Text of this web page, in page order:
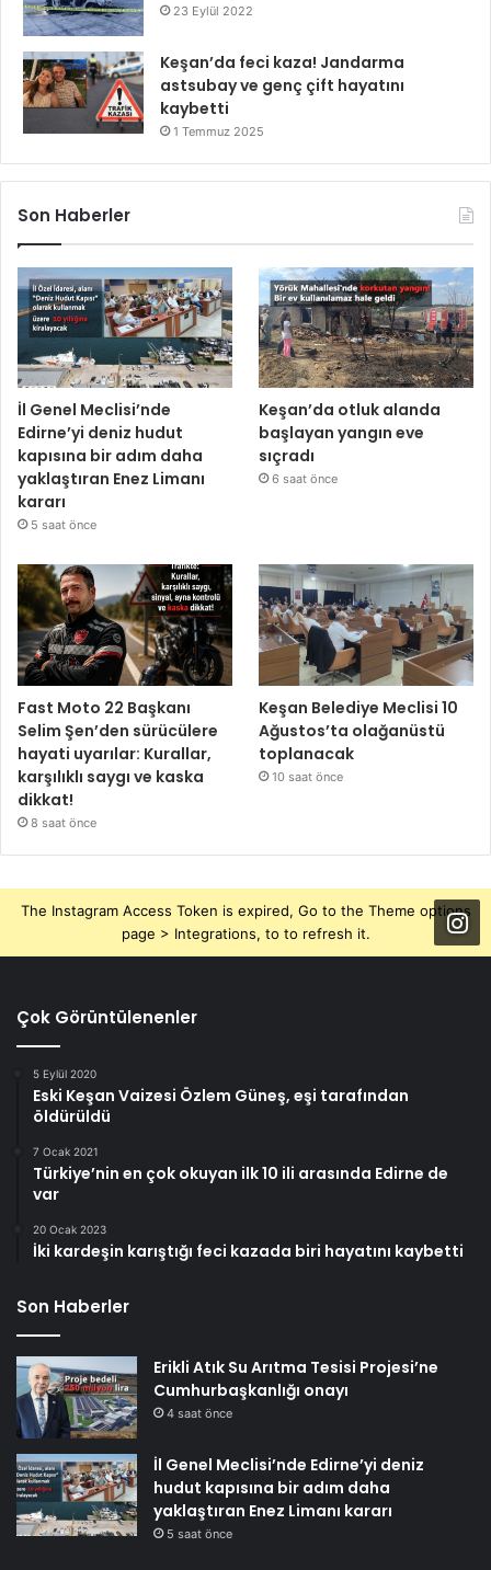
23 Eylül 2022
Keşan’da feci kaza! Jandarma
astsubay ve genç çift hayatını
kaybetti
1 Temmuz 2025
Son Haberler
İl Genel Meclisi’nde
Edirne’yi deniz hudut
kapısına bir adım daha
yaklaştıran Enez Limanı
kararı
5 saat önce
Keşan’da otluk alanda
başlayan yangın eve
sıçradı
6 saat önce
Fast Moto 22 Başkanı
Selim Şen’den sürücülere
hayati uyarılar: Kurallar,
karşılıklı saygı ve kaska
dikkat!
8 saat önce
Keşan Belediye Meclisi 10
Ağustos’ta olağanüstü
toplanacak
10 saat önce
The Instagram Access Token is expired, Go to the Theme options
page > Integrations, to to refresh it.
Çok Görüntülenenler
5 Eylül 2020
Eski Keşan Vaizesi Özlem Güneş, eşi tarafından
öldürüldü
7 Ocak 2021
Türkiye’nin en çok okuyan ilk 10 ili arasında Edirne de
var
20 Ocak 2023
İki kardeşin karıştığı feci kazada biri hayatını kaybetti
Son Haberler
Erikli Atık Su Arıtma Tesisi Projesi’ne
Cumhurbaşkanlığı onayı
4 saat önce
İl Genel Meclisi’nde Edirne’yi deniz
hudut kapısına bir adım daha
yaklaştıran Enez Limanı kararı
5 saat önce